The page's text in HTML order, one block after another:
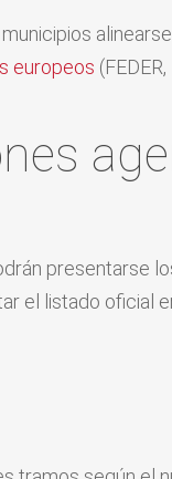
europeos
presentarse
el listado oficial